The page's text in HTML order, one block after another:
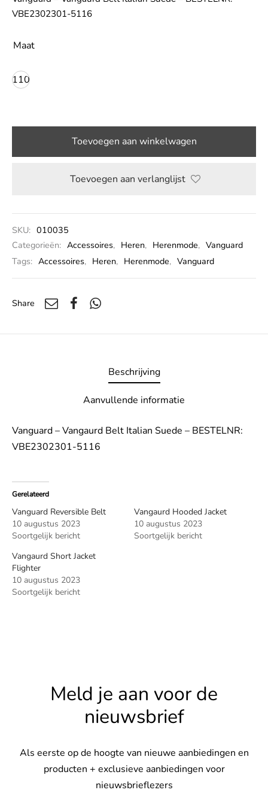
VBE2302301-5116
Maat
110
Toevoegen aan winkelwagen
Toevoegen aan verlanglijst
SKU: 010035
Categorieën: Accessoires, Heren, Herenmode, Vanguard
Tags: Accessoires, Heren, Herenmode, Vanguard
Share
Beschrijving
Aanvullende informatie
Vanguard – Vangaurd Belt Italian Suede – BESTELNR:
VBE2302301-5116
Gerelateerd
Vanguard Reversible Belt
10 augustus 2023
Soortgelijk bericht
Vangaurd Hooded Jacket
10 augustus 2023
Soortgelijk bericht
Vangaurd Short Jacket
Flighter
10 augustus 2023
Soortgelijk bericht
Meld je aan voor de
nieuwsbrief
Als eerste op de hoogte van nieuwe aanbiedingen en
producten + exclusieve aanbiedingen voor
nieuwsbrieflezers